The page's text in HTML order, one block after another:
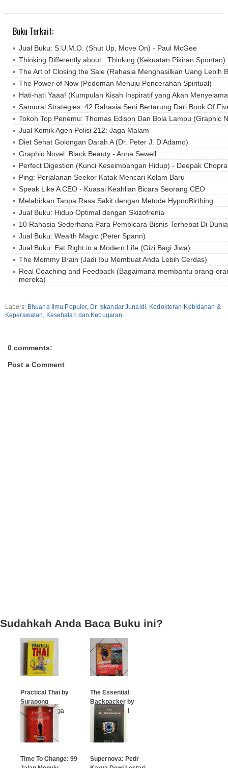
Buku Terkait:
Jual Buku: S.U.M.O. (Shut Up, Move On) - Paul McGee
Thinking Differently about...Thinking (Kekuatan Pikiran Spontan)
The Art of Closing the Sale (Rahasia Menghasilkan Uang Lebih
The Power of Now (Pedoman Menuju Pencerahan Spiritual)
Hati-hati Yaaa! (Kumpulan Kisah Inspiratif yang Akan
Samurai Strategies: 42 Rahasia Seni Bertarung Dari Book Of
Tokoh Top Penemu: Thomas Edison Dan Bola Lampu (Graphic
Jual Komik Agen Polisi 212: Jaga Malam
Diet Sehat Golongan Darah A (Dr. Peter J. D'Adamo)
Graphic Novel: Black Beauty - Anna Sewell
Perfect Digestion (Kunci Keseimbangan Hidup) - Deepak Chopra
Ping: Perjalanan Seekor Katak Mencari Kolam Baru
Speak Like A CEO - Kuasai Keahlian Bicara Seorang CEO
Melahirkan Tanpa Rasa Sakit dengan Metode HypnoBirthing
Jual Buku: Hidup Optimal dengan Skizofrenia
10 Rahasia Sederhana Para Pembicara Bisnis Terhebat Di Dunia
Jual Buku: Wealth Magic (Peter Spann)
Jual Buku: Eat Right in a Modern Life (Gizi Bagi Jiwa)
The Mommy Brain (Jadi Ibu Membuat Anda Lebih Cerdas)
Real Coaching and Feedback (Bagaimana membantu orang-
mereka)
Labels: Bhuana Ilmu Populer, Dr. Iskandar Junaidi, Kedokteran-Kebidanan &
Keperawatan, Kesehatan dan Kebugaran
0 comments:
Post a Comment
Sudahkah Anda Baca Buku ini?
Practical Thai by
Surapong
Kanchananaga
…
The Essential
Backpacker by
Adrienne Hall
Time To Change: 99
Supernova: Petir